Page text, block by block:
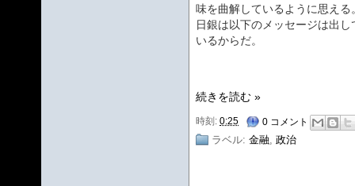
味を曲解しているように思える
日銀は以下のメッセージは出し
いるからだ。
続きを読む »
時刻: 0:25 0 コメント
ラベル: 金融, 政治